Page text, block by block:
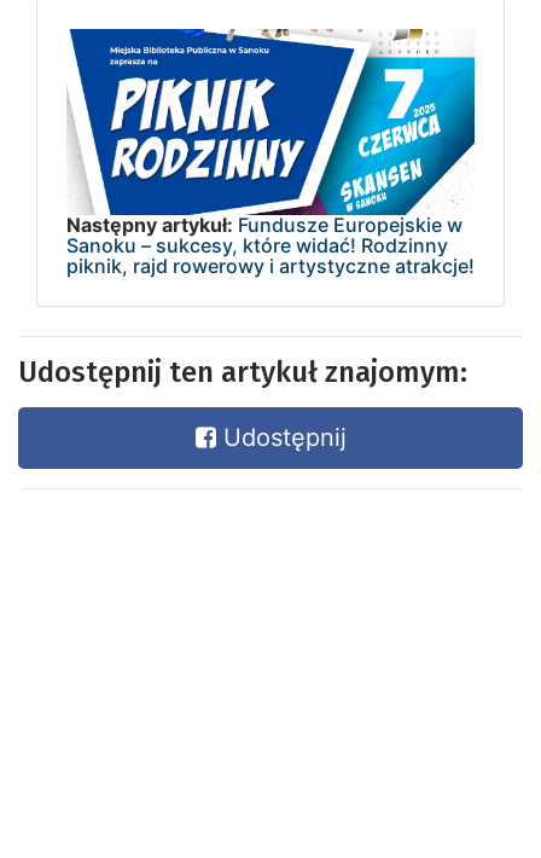
Następny artykuł: Fundusze Europejskie w
Sanoku – sukcesy, które widać! Rodzinny
piknik, rajd rowerowy i artystyczne atrakcje!
Udostępnij ten artykuł znajomym:
Udostępnij